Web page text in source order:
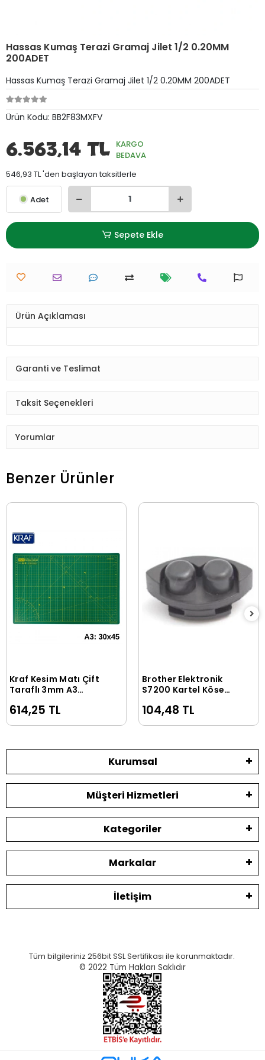
Hassas Kumaş Terazi Gramaj Jilet 1/2 0.20MM
200ADET
Hassas Kumaş Terazi Gramaj Jilet 1/2 0.20MM 200ADET
Ürün Kodu: BB2F83MXFV
6.563,14 TL KARGO
BEDAVA
546,93 TL 'den başlayan taksitlerle
Adet
Sepete Ekle
Ürün Açıklaması
Garanti ve Teslimat
Taksit Seçenekleri
Yorumlar
Benzer Ürünler
Sepete Ekle
Kraf Kesim Matı Çift
Taraflı 3mm A3
614,25 TL
Sepete Ekle
Brother Elektronik
S7200 Kartel Köşe
104,48 TL
Kurumsal
Müşteri Hizmetleri
Kategoriler
Markalar
İletişim
Tüm bilgileriniz 256bit SSL Sertifikası ile korunmaktadır.
© 2022 Tüm Hakları Saklıdır